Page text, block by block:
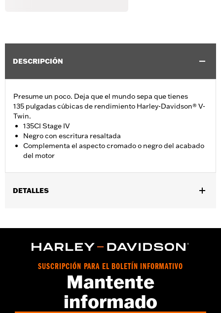
DESCRIPCIÓN
Presume un poco. Deja que el mundo sepa que tienes
135 pulgadas cúbicas de rendimiento Harley-Davidson® V-
Twin.
135CI Stage IV
Negro con escritura resaltada
Complementa el aspecto cromado o negro del acabado
del motor
DETALLES
GARANTÍA:1 año de garantía limitada – Consultawww.h-
SUSCRIPCIÓN PARA EL BOLETÍN INFORMATIVO
Mantente
informado